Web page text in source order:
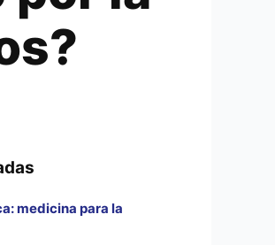
medicina para la